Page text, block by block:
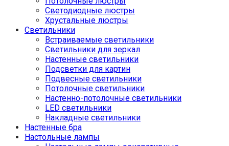
Светодиодные люстры
Хрустальные люстры
Светильники
Встраиваемые светильники
Светильники для зеркал
Настенные светильники
Подсветки для картин
Подвесные светильники
Потолочные светильники
Настенно-потолочные светильники
LED светильники
Накладные светильники
Настенные бра
Настольные лампы